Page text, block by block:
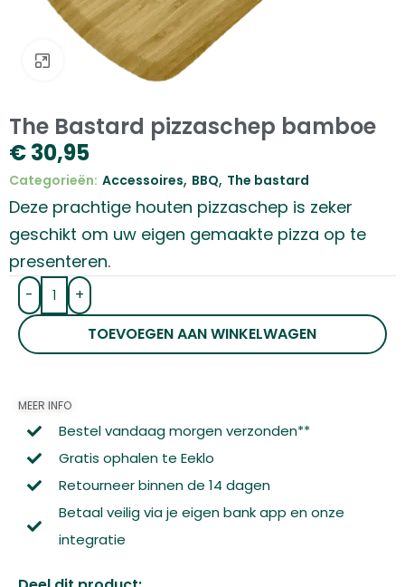
Klik om te vergroten
The Bastard pizzaschep bamboe
€30,95
Categorieën: Accessoires, BBQ, The bastard
Deze prachtige houten pizzaschep is zeker
geschikt om uw eigen gemaakte pizza op te
presenteren.
-
+
TOEVOEGEN AAN WINKELWAGEN
MEER INFO
Bestel vandaag morgen verzonden**
Gratis ophalen te Eeklo
Retourneer binnen de 14 dagen
Betaal veilig via je eigen bank app en onze
integratie